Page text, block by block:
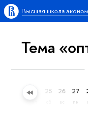
Высшая школа
Тема
24 25 26 27
пн